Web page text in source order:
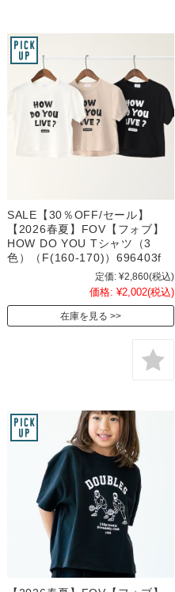
SALE【30％OFF/セール】
【2026春夏】FOV【フォブ】
HOW DO YOU Tシャツ（3
色）（F(160-170)）696403f
定価: ¥2,860(税込)
価格: ¥2,002(税込)
在庫を見る